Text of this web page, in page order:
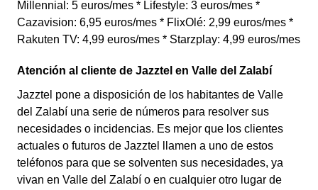
Millennial: 5 euros/mes * Lifestyle: 3 euros/mes *
Cazavision: 6,95 euros/mes * FlixOlé: 2,99 euros/mes *
Rakuten TV: 4,99 euros/mes * Starzplay: 4,99 euros/mes
Atención al cliente de Jazztel en Valle del Zalabí
Jazztel pone a disposición de los habitantes de Valle
del Zalabí una serie de números para resolver sus
necesidades o incidencias. Es mejor que los clientes
actuales o futuros de Jazztel llamen a uno de estos
teléfonos para que se solventen sus necesidades, ya
vivan en Valle del Zalabí o en cualquier otro lugar de